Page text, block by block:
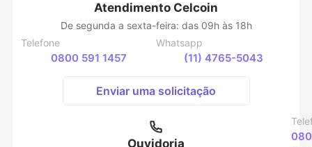
Atendimento Celcoin
De segunda a sexta-feira: das 09h às 18h
Telefone
0800 591 1457
Whatsapp
(11) 4765-5043
Enviar uma solicitação
Ouvidoria